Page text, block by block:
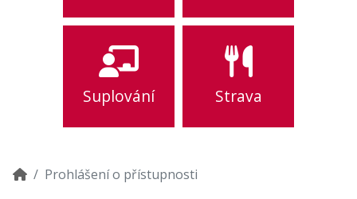
Suplování Strava
Prohlášení o přístupnosti